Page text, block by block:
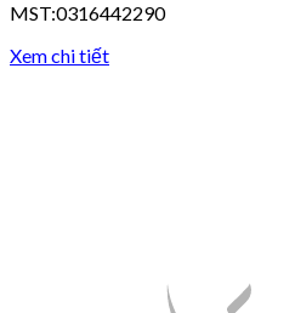
MST:0316442290
Xem chi tiết